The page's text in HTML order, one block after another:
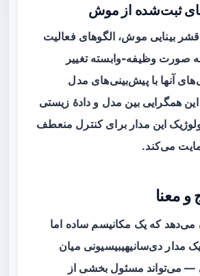
ثبت‌شده از موش
بینایی موش، الگوهای فعالیت
به صورت وظیفه-وابسته تغییر
آنها با پیش‌بینی‌های مدل
همگرایی بین مدل و دادهٔ زیستی
این مدار برای کنترل منعطف
می‌کند.
و معنا
می‌دهد که یک مکانیسم ساده اما
مدار دی‌سانیهیبیسیونی میان
— می‌تواند مسئول بخشی از